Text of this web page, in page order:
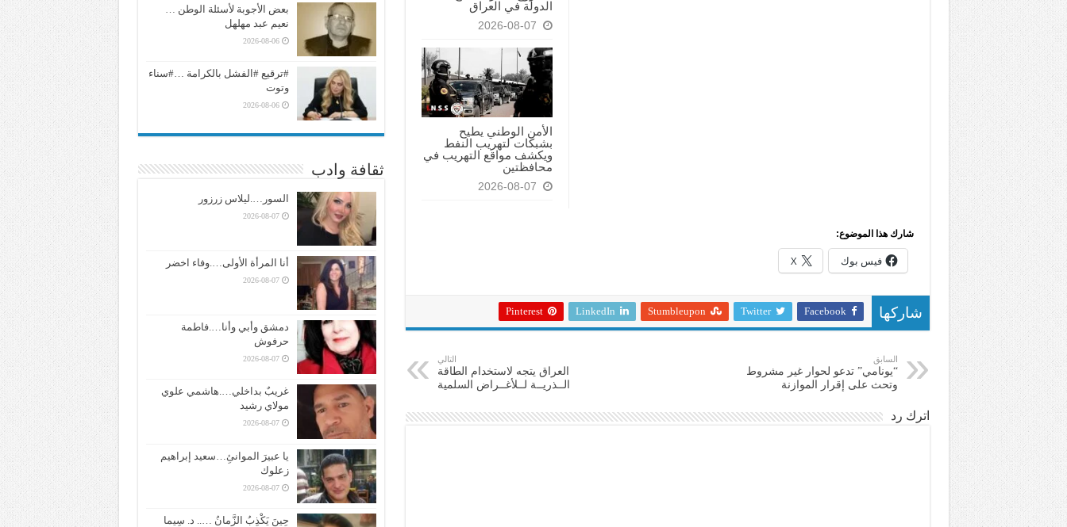
الدولة في العراق
2026-08-07
الأمن الوطني يطيح
بشبكات لتهريب النفط
ويكشف مواقع التهريب في
محافظتين
2026-08-07
شارك هذا الموضوع:
فيس بوك X
شاركها Facebook
Twitter
Stumbleupon
LinkedIn
Pinterest
السابق
“يونامي” تدعو لحوار غير مشروط
وتحث على إقرار الموازنة
التالي
العراق يتجه لاستخدام الطاقة
الــذريــة لــلأغــراض السلمية
اترك رد
بعض الأجوبة لأسئلة الوطن …
نعيم عبد مهلهل
2026-08-06
#ترقيع #الفشل بالكرامة …#سناء
وتوت
2026-08-06
ثقافة وادب
السور….ليلاس زرزور
2026-08-07
أنا المرأة الأولى….وفاء اخضر
2026-08-07
دمشق وأبي وأنا….فاطمة
حرفوش
2026-08-07
غريبٌ بداخلي….هاشمي علوي
مولاي رشيد
2026-08-07
يا عبيرَ الموانئِ…سعيد إبراهيم
زعلوك
2026-08-07
حِينَ يَكْذِبُ الزَّمانُ ….. د. سِيما